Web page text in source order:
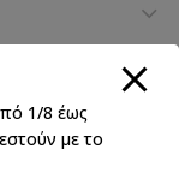
1/8 έως
με το